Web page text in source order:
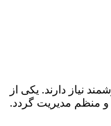
نیاز دارند. یکی از
و منظم مدیریت گردد.